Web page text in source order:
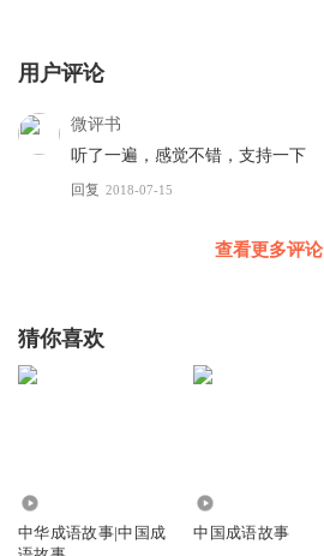
用户评论
微评书
听了一遍，感觉不错，支持一下
回复 2018-07-15
查看更多评论
猜你喜欢
中华成语故事|中国成
中国成语故事